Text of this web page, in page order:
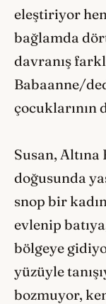
eleştiriyor
bağlamda
davranış
Babaanne/
çocuklarının
Susan,
doğusunda
snop bir
evlenip
bölgeye
yüzüyle
bozmuyor,